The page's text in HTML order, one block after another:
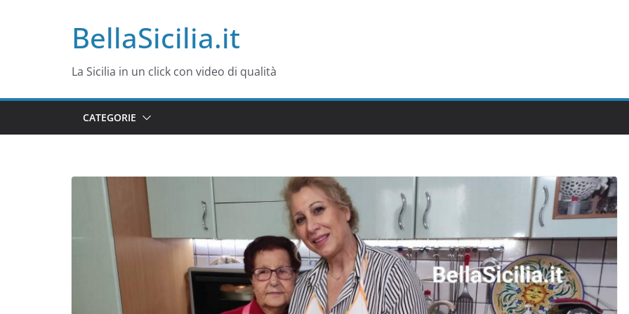
BellaSicilia.it
La Sicilia in un click con video di qualità
CATEGORIE